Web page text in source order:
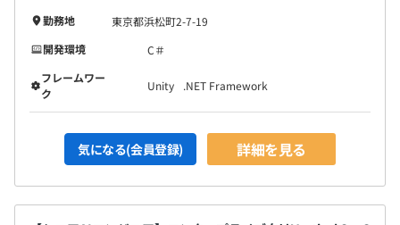
勤務地
東京都浜松町2-7-19
開発環境
C＃
フレームワー
ク
Unity .NET Framework
気になる(会員登録) 詳細を見る